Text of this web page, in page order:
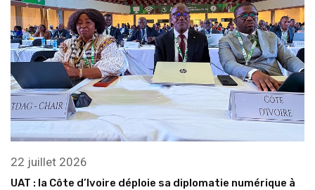
22 juillet 2026
UAT : la Côte d’Ivoire déploie sa diplomatie numérique à